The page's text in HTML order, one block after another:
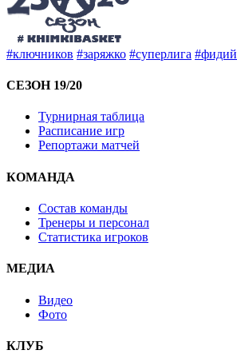
#ключников #заряжко #суперлига #фидий
СЕЗОН 19/20
Турнирная таблица
Расписание игр
Репортажи матчей
КОМАНДА
Состав команды
Тренеры и персонал
Статистика игроков
МЕДИА
Видео
Фото
КЛУБ